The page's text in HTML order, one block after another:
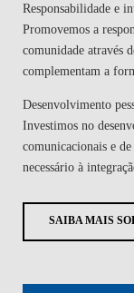
Responsabilidade e
Promovemos a
comunidade através
complementam a
Desenvolvimento
Investimos no
comunicacionais e
necessário à
SAIBA MAIS